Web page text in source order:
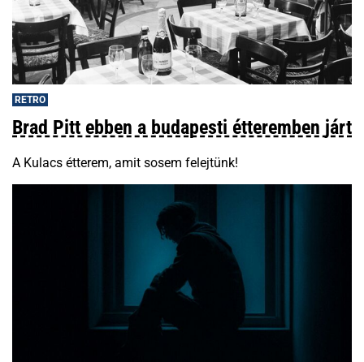
RETRO
Brad Pitt ebben a budapesti étteremben járt
A Kulacs étterem, amit sosem felejtünk!